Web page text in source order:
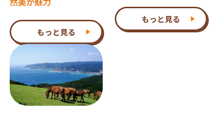
もっと見る
もっと見る